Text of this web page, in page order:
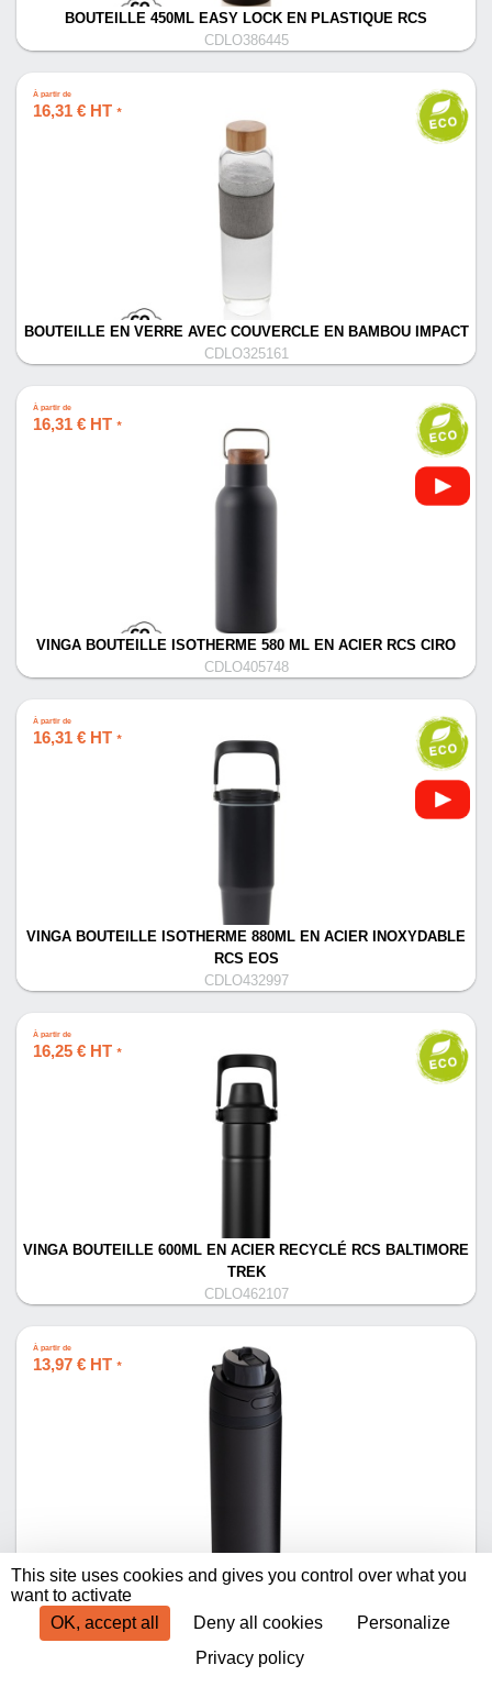
BOUTEILLE 450ML EASY LOCK EN PLASTIQUE RCS
CDLO386445
À partir de
16,31 € HT *
BOUTEILLE EN VERRE AVEC COUVERCLE EN BAMBOU IMPACT
CDLO325161
À partir de
16,31 € HT *
VINGA BOUTEILLE ISOTHERME 580 ML EN ACIER RCS CIRO
CDLO405748
À partir de
16,31 € HT *
VINGA BOUTEILLE ISOTHERME 880ML EN ACIER INOXYDABLE
RCS EOS
CDLO432997
À partir de
16,25 € HT *
VINGA BOUTEILLE 600ML EN ACIER RECYCLÉ RCS BALTIMORE
TREK
CDLO462107
À partir de
13,97 € HT *
BOUTEILLE ISOTHERME RETUMBLER-URBIX THERMO
This site uses cookies and gives you control over what you
want to activate
OK, accept all
Deny all cookies
Personalize
Privacy policy